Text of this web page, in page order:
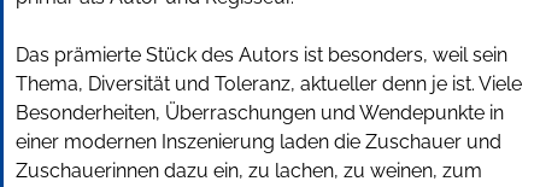
Das prämierte Stück des Autors ist besonders, weil sein
Thema, Diversität und Toleranz, aktueller denn je ist. Viele
Besonderheiten, Überraschungen und Wendepunkte in
einer modernen Inszenierung laden die Zuschauer und
Zuschauerinnen dazu ein, zu lachen, zu weinen, zum